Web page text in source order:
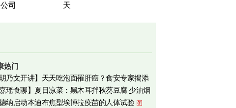
司
天
热门
胡乃文开讲】天天吃泡面罹肝癌？食安专家揭添
真相
嘉瑶食聊】夏日凉菜：黑木耳拌秋葵豆腐 少油烟
养心 图
纳启动本迪布焦型埃博拉疫苗的人体试验 图